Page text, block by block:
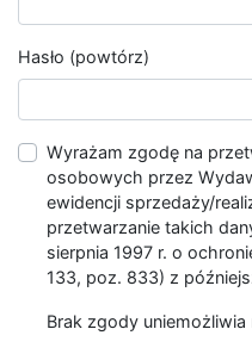
Hasło (powtórz)
Wyrażam zgodę na
osobowych przez
ewidencji sprzedaży/
przetwarzanie takich
sierpnia 1997 r. o
133, poz. 833) z
Brak zgody